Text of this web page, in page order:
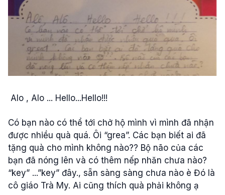
Alo , Alo ... Hello...Hello!!!
Có bạn nào có thể tới chở hộ mình vì mình đã nhận
được nhiều quà quá. Ôi “grea”. Các bạn biết ai đã
tặng quà cho mình không nào?? Bộ não của các
bạn đã nóng lên và có thêm nếp nhăn chưa nào?
“key” ...”key” đây., sẵn sàng sàng chưa nào è Đó là
cô giáo Trà My. Ai cũng thích quà phải không ạ